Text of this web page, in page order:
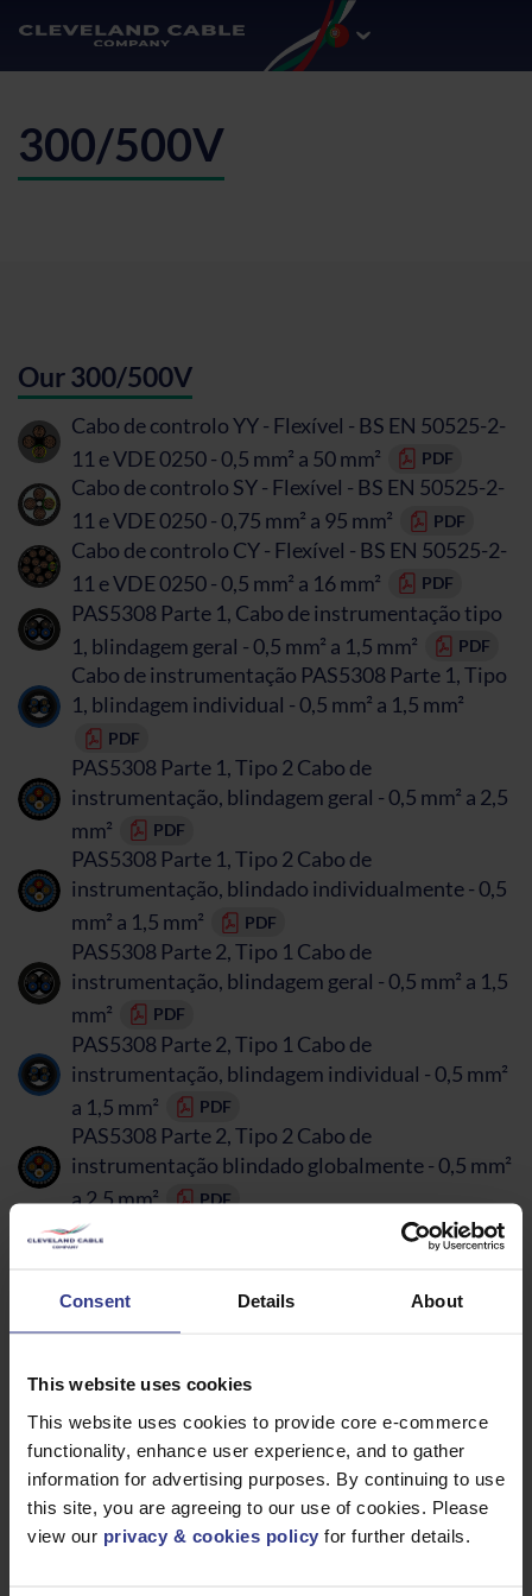
Consent Details About
This website uses cookies
This website uses cookies to provide core e-commerce
functionality, enhance user experience, and to gather
information for advertising purposes. By continuing to use
this site, you are agreeing to our use of cookies. Please
view our privacy & cookies policy for further details.
300/500V
Our 300/500V
Cabo de controlo YY - Flexível - BS EN 50525-2-
11 e VDE 0250 - 0,5 mm² a 50 mm²
PDF
Cabo de controlo SY - Flexível - BS EN 50525-2-
11 e VDE 0250 - 0,75 mm² a 95 mm²
PDF
Cabo de controlo CY - Flexível - BS EN 50525-2-
11 e VDE 0250 - 0,5 mm² a 16 mm²
PDF
PAS5308 Parte 1, Cabo de instrumentação tipo
1, blindagem geral - 0,5 mm² a 1,5 mm²
PDF
Cabo de instrumentação PAS5308 Parte 1, Tipo
1, blindagem individual - 0,5 mm² a 1,5 mm²
PDF
PAS5308 Parte 1, Tipo 2 Cabo de
instrumentação, blindagem geral - 0,5 mm² a 2,5
mm²
PDF
PAS5308 Parte 1, Tipo 2 Cabo de
instrumentação, blindado individualmente - 0,5
mm² a 1,5 mm²
PDF
PAS5308 Parte 2, Tipo 1 Cabo de
instrumentação, blindagem geral - 0,5 mm² a 1,5
mm²
PDF
PAS5308 Parte 2, Tipo 1 Cabo de
instrumentação, blindagem individual - 0,5 mm²
a 1,5 mm²
PDF
PAS5308 Parte 2, Tipo 2 Cabo de
instrumentação blindado globalmente - 0,5 mm²
a 2,5 mm²
PDF
PAS5308 Parte 2, Cabo de instrumentação Tipo
2, blindado individualmente - 0,5 mm² a 1,5 mm²
Cabo de comunicação PROFIBUS BS EN/IEC
61158
PDF
EN 50288-7 - RE-2X(st)Y PiMF Cabo de
comunicação e controlo PVC ICAT
PDF
BS EN50288-7RE-2X(st)Y PiMF Cabo de
comunicação e controlo PVC CAT
PDF